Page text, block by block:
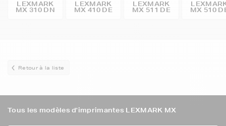
LEXMARK
MX 310 DN
LEXMARK
MX 410 DE
LEXMARK
MX 511 DE MX 510
Retour à la liste
Tous les modèles d'imprimantes LEXMARK MX